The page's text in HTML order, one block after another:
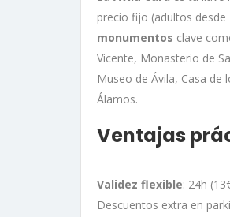
precio fijo (adultos
monumentos clave
Vicente, Monasterio de
Museo de Ávila, Casa de
Álamos.
Ventajas
Validez flexible: 24h
Descuentos extra en